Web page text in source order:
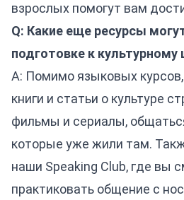
взрослых помогут вам
Q: Какие еще ресурсы
подготовке к культурному
A: Помимо языковых
книги и статьи о культуре
фильмы и сериалы,
которые уже жили там.
наши Speaking Club, где вы
практиковать общение с